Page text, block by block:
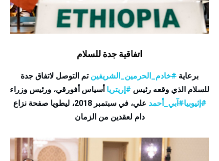
اتفاقية جدة للسلام
برعاية #خادم_الحرمين_الشريفين تم التوصل لاتفاق جدة
للسلام الذي وقعه رئيس #إريتريا أسياس أفورقي، ورئيس وزراء
#إثيوبيا#آبي_أحمد
علي، في سبتمبر 2018، ليطويا صفحة نزاع
دام لعقدين من الزمان